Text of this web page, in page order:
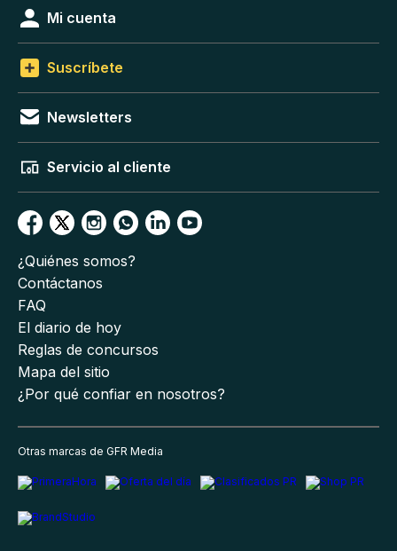
Mi cuenta
Suscríbete
Newsletters
Servicio al cliente
¿Quiénes somos?
Contáctanos
FAQ
El diario de hoy
Reglas de concursos
Mapa del sitio
¿Por qué confiar en nosotros?
Otras marcas de GFR Media